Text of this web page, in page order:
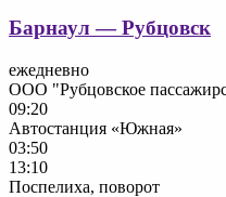
Барнаул — Рубцовск
ежедневно
ООО "Рубцовское
09:20
Автостанция «Южная»
03:50
13:10
Поспелиха, поворот